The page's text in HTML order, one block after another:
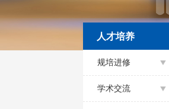
人才培养
规培进修
学术交流